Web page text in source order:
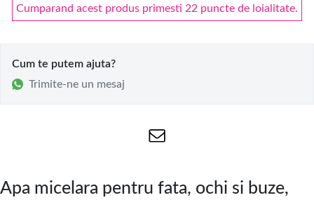
Cumparand acest produs primesti 22 puncte de loialitate.
Cum te putem ajuta?
Trimite-ne un mesaj
Apa micelara pentru fata, ochi si buze,